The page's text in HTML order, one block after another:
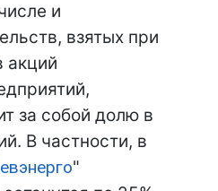
и
взятых при
акций
за собой долю в
В частности, в
"